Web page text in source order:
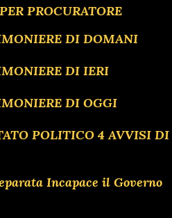
PROCURATORE
DI DOMANI
DI IERI
DI OGGI
POLITICO 4 AVVISI DI
Incapace il Governo